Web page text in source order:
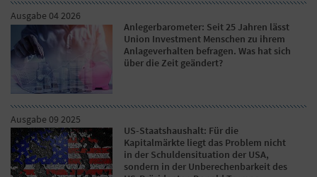
Ausgabe 04 2026
Anlegerbarometer: Seit 25 Jahren lässt
Union Investment Menschen zu ihrem
Anlageverhalten befragen. Was hat sich
über die Zeit geändert?
Ausgabe 09 2025
US-Staatshaushalt: Für die
Kapitalmärkte liegt das Problem nicht
in der Schuldensituation der USA,
sondern in der Unberechenbarkeit des